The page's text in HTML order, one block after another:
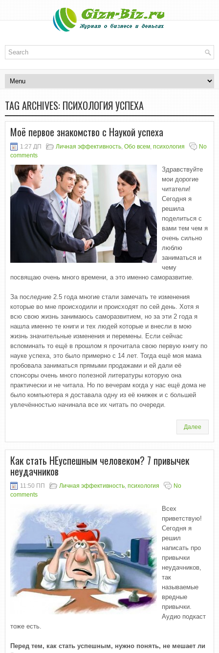
TAG ARCHIVES: ПСИХОЛОГИЯ УСПЕХА
Моё первое знакомство с Наукой успеха
1:27 ДП Личная эффективность, Обо всем, психология
No
comments
Здравствуйте
мои дорогие
читатели!
Сегодня я
решила
поделиться с
вами тем чем я
очень сильно
люблю
заниматься и
чему
посвящаю очень много времени, а это именно саморазвитие.
За последние 2.5 года многие стали замечать те изменения
которые во мне происходили и происходят по сей день. Хотя я
всю свою жизнь занимаюсь саморазвитием, но за эти 2 года я
нашла именно те книги и тех людей которые и внесли в мою
жизнь значительные изменения и перемены. Если сейчас
вспоминать то ещё в прошлом я прочитала свою первую книгу по
науке успеха, это было примерно с 14 лет. Тогда ещё моя мама
пробовала заниматься прямыми продажами и ей дали её
спонсоры очень много полезной литературы которую она
практически и не читала. Но по вечерам когда у нас ещё дома не
было компьютера я доставала одну из её книжек и с большей
увлечённостью начинала все их читать по очереди.
Далее
Как стать НЕуспешным человеком? 7 привычек
неудачников
11:50 ПП Личная эффективность, психология
No
comments
Всех
приветствую!
Сегодня я
решил
написать про
привычки
неудачников,
так
называемые
вредные
привычки.
Аудио подкаст
тоже есть.
Перед тем, как стать успешным, нужно понять, не мешает ли